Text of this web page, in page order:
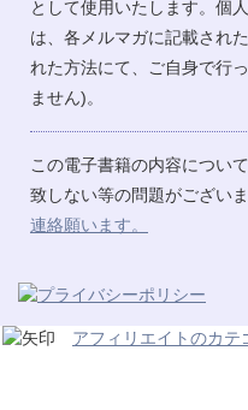
として使用いたします。個
は、各メルマガに記載され
れた方法にて、ご自身で行
ません)。
この電子書籍の内容につい
致しない等の問題がございま
連絡願います。
アフィリエイトのカ